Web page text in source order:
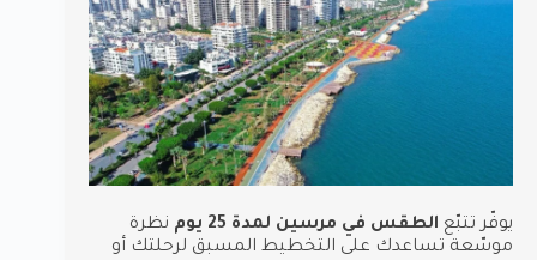
يوفّر تتبّع الطقس في مرسين لمدة 25 يوم
نظرة
موسّعة تساعدك على التخطيط المسبق لرحلتك أو